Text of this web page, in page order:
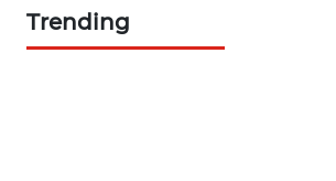
Trending
MKLI